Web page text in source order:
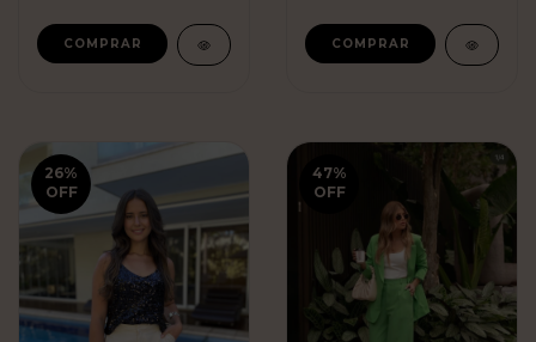
COMPRAR COMPRAR
26%
OFF
47%
OFF